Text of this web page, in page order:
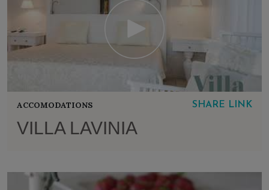
ACCOMODATIONS SHARE LINK
VILLA LAVINIA